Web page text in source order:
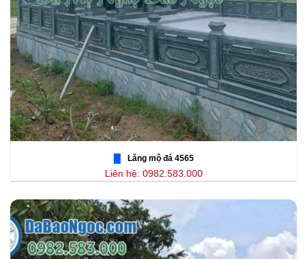
Lăng mộ đá 4565
Liên hệ: 0982.583.000